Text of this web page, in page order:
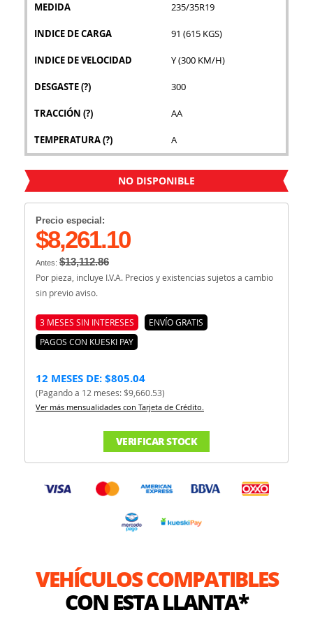
MEDIDA 235/35R19
INDICE DE CARGA 91 (615 KGS)
INDICE DE VELOCIDAD Y (300 KM/H)
DESGASTE(?) 300
TRACCIÓN (?) AA
TEMPERATURA(?) A
NO DISPONIBLE
Precio especial:
$8,261.10
Antes: $13,112.86
Por pieza, incluye I.V.A. Precios y existencias sujetos a cambio
sin previo aviso.
3 MESES SIN INTERESES
ENVÍO GRATIS
PAGOS CON KUESKI PAY
12 MESES DE: $805.04
(Pagando a 12 meses: $9,660.53)
Ver más mensualidades con Tarjeta de Crédito.
VERIFICAR STOCK
VEHÍCULOS COMPATIBLES
CON ESTA LLANTA*